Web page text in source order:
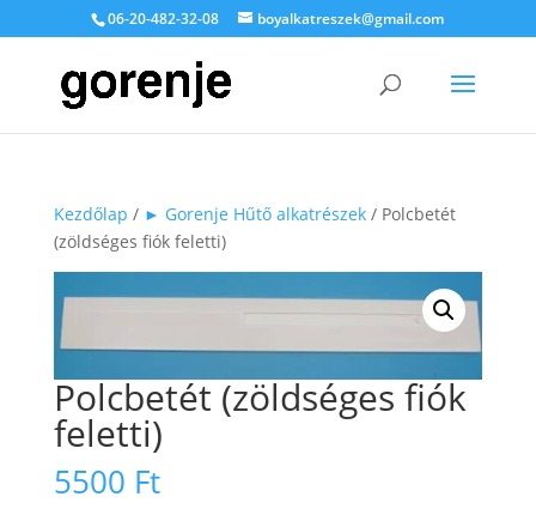
06-20-482-32-08 boyalkatreszek@gmail.com
Kezdőlap / ► Gorenje Hűtő alkatrészek/ Polcbetét
(zöldséges fiók feletti)
Polcbetét (zöldséges fiók
feletti)
5500 Ft